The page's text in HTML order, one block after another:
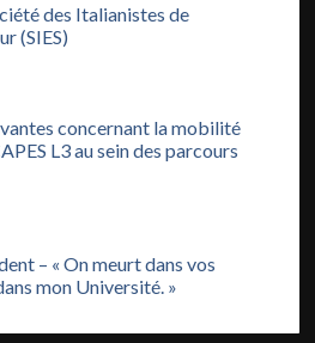
des Italianistes de
(SIES)
concernant la mobilité
L3 au sein des parcours
– « On meurt dans vos
mon Université. »